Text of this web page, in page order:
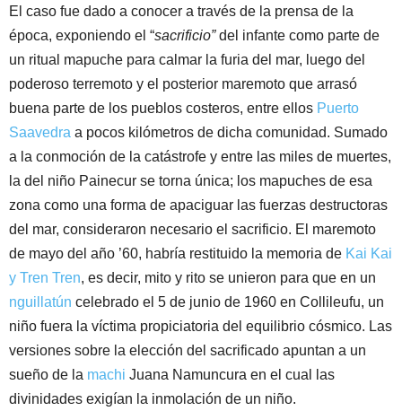
El caso fue dado a conocer a través de la prensa de la
época, exponiendo el “sacrificio”del infante como parte de
un ritual mapuche para calmar la furia del mar, luego del
poderoso terremoto y el posterior maremoto que arrasó
buena parte de los pueblos costeros, entre ellos Puerto
Saavedra a pocos kilómetros de dicha comunidad. Sumado
a la conmoción de la catástrofe y entre las miles de muertes,
la del niño Painecur se torna única; los mapuches de esa
zona como una forma de apaciguar las fuerzas destructoras
del mar, consideraron necesario el sacrificio. El maremoto
de mayo del año ’60, habría restituido la memoria de Kai Kai
y Tren Tren, es decir, mito y rito se unieron para que en un
nguillatún celebrado el 5 de junio de 1960 en Collileufu, un
niño fuera la víctima propiciatoria del equilibrio cósmico. Las
versiones sobre la elección del sacrificado apuntan a un
sueño de la machi Juana Namuncura en el cual las
divinidades exigían la inmolación de un niño.